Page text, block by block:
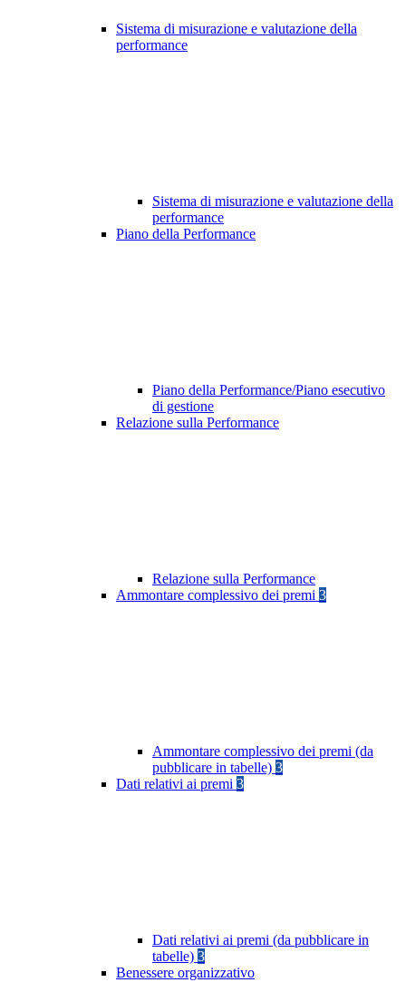
Sistema di misurazione e valutazione della
performance
Sistema di misurazione e valutazione della
performance
Piano della Performance
Piano della Performance/Piano esecutivo
di gestione
Relazione sulla Performance
Relazione sulla Performance
Ammontare complessivo dei premi 3
Ammontare complessivo dei premi (da
pubblicare in tabelle) 3
Dati relativi ai premi 3
Dati relativi ai premi (da pubblicare in
tabelle) 3
Benessere organizzativo